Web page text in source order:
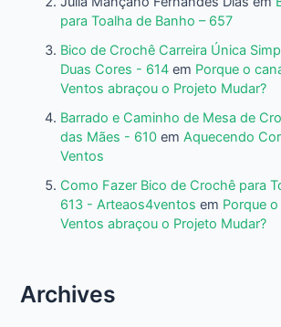
para Toalha de Banho – 657
Bico de Crochê Carreira Única
Duas Cores - 614 em Porque o
Ventos abraçou o Projeto Mudar?
Barrado e Caminho de Mesa de
das Mães - 610 emAquecendo
Ventos
Como Fazer Bico de Crochê para
613 - Arteaos4ventos em Porque
Ventos abraçou o Projeto Mudar?
Archives